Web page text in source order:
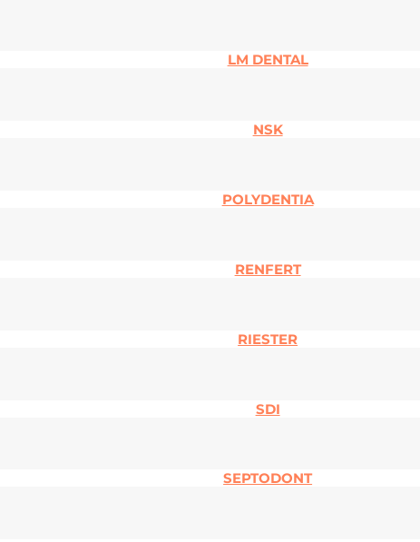
LM DENTAL
NSK
POLYDENTIA
RENFERT
RIESTER
SDI
SEPTODONT